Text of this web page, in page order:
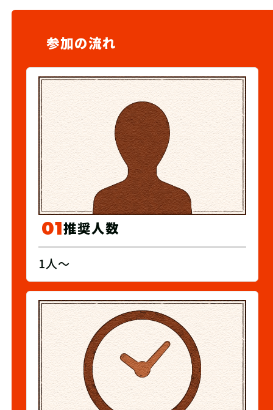
参加の流れ
01推奨人数
1人～